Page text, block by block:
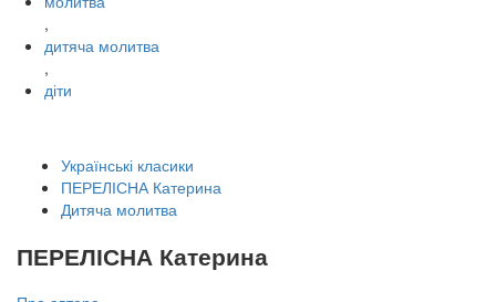
,
дитяча молитва
,
діти
Українські класики
ПЕРЕЛІСНА Катерина
Дитяча молитва
ПЕРЕЛІСНА Катерина